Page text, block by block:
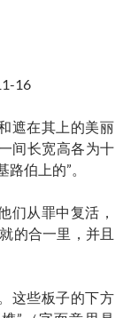
16
遮在其上的美丽
间长宽高各为十
伯上的”。
们从罪中复活，
的合一里，并且
这些板子的下方